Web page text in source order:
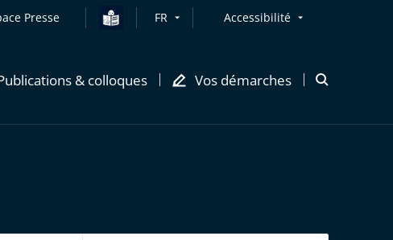
Presse FR Accessibilité
& colloques Vos démarches
Ouvrir